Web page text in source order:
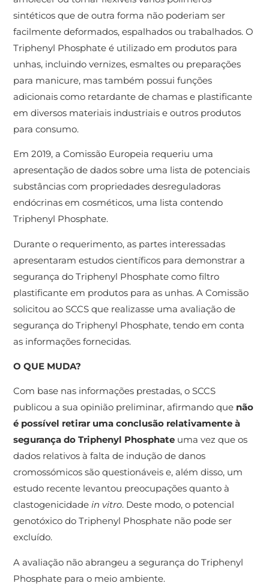
sintéticos que de outra forma não poderiam ser
facilmente deformados, espalhados ou trabalhados. O
Triphenyl Phosphate é utilizado em produtos para
unhas, incluindo vernizes, esmaltes ou preparações
para manicure, mas também possui funções
adicionais como retardante de chamas e plastificante
em diversos materiais industriais e outros produtos
para consumo.
Em 2019, a Comissão Europeia requeriu uma
apresentação de dados sobre uma lista de potenciais
substâncias com propriedades desreguladoras
endócrinas em cosméticos, uma lista contendo
Triphenyl Phosphate.
Durante o requerimento, as partes interessadas
apresentaram estudos científicos para demonstrar a
segurança do Triphenyl Phosphate como filtro
plastificante em produtos para as unhas. A Comissão
solicitou ao SCCS que realizasse uma avaliação de
segurança do Triphenyl Phosphate, tendo em conta
as informações fornecidas.
O QUE MUDA?
Com base nas informações prestadas, o SCCS
publicou a sua opinião preliminar, afirmando que não
é possível retirar uma conclusão relativamente à
segurança do Triphenyl Phosphate uma vez que os
dados relativos à falta de indução de danos
cromossómicos são questionáveis e, além disso, um
estudo recente levantou preocupações quanto à
clastogenicidadein vitro. Deste modo, o potencial
genotóxico do Triphenyl Phosphate não pode ser
excluído.
A avaliação não abrangeu a segurança do Triphenyl
Phosphate para o meio ambiente.